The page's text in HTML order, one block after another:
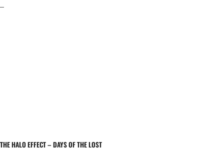
–
THE HALO EFFECT – DAYS OF THE LOST